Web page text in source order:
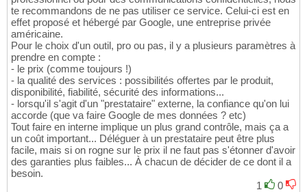
te recommandons de ne pas utiliser ce service. Celui-ci est en
effet proposé et hébergé par Google, une entreprise privée
américaine.
Pour le choix d'un outil, pro ou pas, il y a plusieurs paramètres à
prendre en compte :
- le prix (comme toujours !)
- la qualité des services : possibilités offertes par le produit,
disponibilité, fiabilité, sécurité des informations...
- lorsqu'il s'agit d'un "prestataire" externe, la confiance qu'on lui
accorde (que va faire Google de mes données ? etc)
Tout faire en interne implique un plus grand contrôle, mais ça a
un coût important... Déléguer à un prestataire peut être plus
facile, mais si on rogne sur le prix il ne faut pas s'étonner d'avoir
des garanties plus faibles... À chacun de décider de ce dont il a
besoin.
1
0